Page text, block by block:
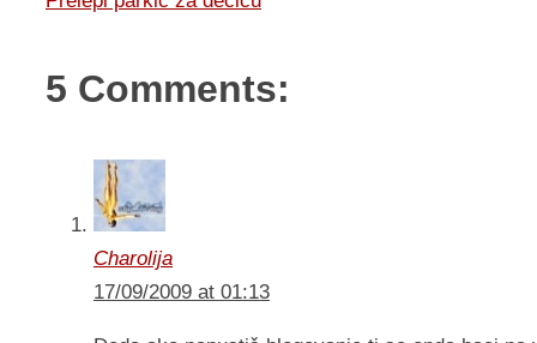
5 Comments:
Charolija
17/09/2009 at 01:13